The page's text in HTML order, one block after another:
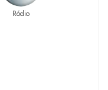
Ródio